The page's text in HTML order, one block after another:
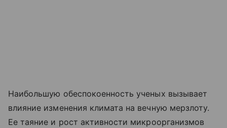
Наибольшую обеспокоенность ученых вызывает
влияние изменения климата на вечную мерзлоту.
Ее таяние и рост активности микроорганизмов